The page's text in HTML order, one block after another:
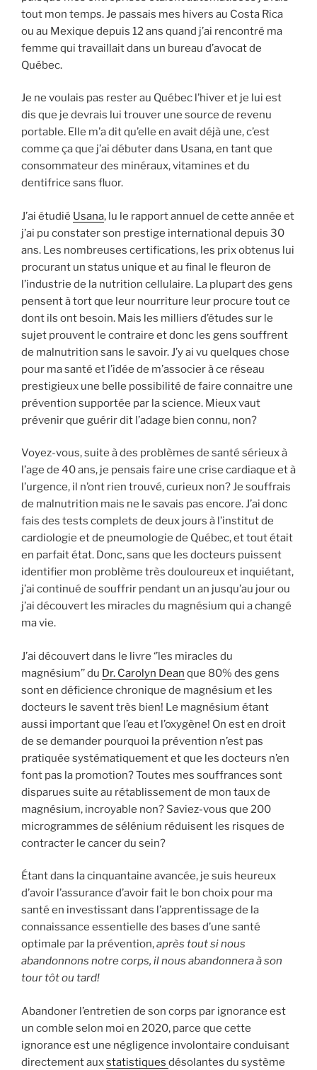
tout mon temps. Je passais mes hivers au Costa Rica
ou au Mexique depuis 12 ans quand j’ai rencontré ma
femme qui travaillait dans un bureau d’avocat de
Québec.
Je ne voulais pas rester au Québec l’hiver et je lui est
dis que je devrais lui trouver une source de revenu
portable. Elle m’a dit qu’elle en avait déjà une, c’est
comme ça que j’ai débuter dans Usana, en tant que
consommateur des minéraux, vitamines et du
dentifrice sans fluor.
J’ai étudié Usana, lu le rapport annuel de cette année et
j’ai pu constater son prestige international depuis 30
ans. Les nombreuses certifications, les prix obtenus lui
procurant un status unique et au final le fleuron de
l’industrie de la nutrition cellulaire. La plupart des gens
pensent à tort que leur nourriture leur procure tout ce
dont ils ont besoin. Mais les milliers d’études sur le
sujet prouvent le contraire et donc les gens souffrent
de malnutrition sans le savoir. J’y ai vu quelques chose
pour ma santé et l’idée de m’associer à ce réseau
prestigieux une belle possibilité de faire connaitre une
prévention supportée par la science. Mieux vaut
prévenir que guérir dit l’adage bien connu, non?
Voyez-vous, suite à des problèmes de santé sérieux à
l’age de 40 ans, je pensais faire une crise cardiaque et à
l’urgence, il n’ont rien trouvé, curieux non? Je souffrais
de malnutrition mais ne le savais pas encore. J’ai donc
fais des tests complets de deux jours à l’institut de
cardiologie et de pneumologie de Québec, et tout était
en parfait état. Donc, sans que les docteurs puissent
identifier mon problème très douloureux et inquiétant,
j’ai continué de souffrir pendant un an jusqu’au jour ou
j’ai découvert les miracles du magnésium qui a changé
ma vie.
J’ai découvert dans le livre ‘’les miracles du
magnésium’’ du Dr. Carolyn Dean que 80% des gens
sont en déficience chronique de magnésium et les
docteurs le savent très bien! Le magnésium étant
aussi important que l’eau et l’oxygène! On est en droit
de se demander pourquoi la prévention n’est pas
pratiquée systématiquement et que les docteurs n’en
font pas la promotion? Toutes mes souffrances sont
disparues suite au rétablissement de mon taux de
magnésium, incroyable non? Saviez-vous que 200
microgrammes de sélénium réduisent les risques de
contracter le cancer du sein?
Étant dans la cinquantaine avancée, je suis heureux
d’avoir l’assurance d’avoir fait le bon choix pour ma
santé en investissant dans l’apprentissage de la
connaissance essentielle des bases d’une santé
optimale par la prévention,après tout si nous
abandonnons notre corps, il nous abandonnera à son
tour tôt ou tard!
Abandoner l’entretien de son corps par ignorance est
un comble selon moi en 2020, parce que cette
ignorance est une négligence involontaire conduisant
directement auxstatistiques désolantes du système